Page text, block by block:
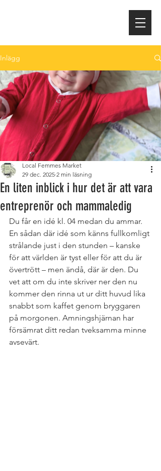
Inlägg
En liten inblick i hur det är att vara
entreprenör och mammaledig
Local Femmes Market
29 dec. 2025 2 min läsning
Du får en idé kl. 04 medan du ammar.
En sådan där idé som känns fullkomligt
strålande just i den stunden – kanske
för att världen är tyst eller för att du är
övertrött – men ändå, där är den. Du
vet att om du inte skriver ner den nu
kommer den rinna ut ur ditt huvud lika
snabbt som kaffet genom bryggaren
på morgonen. Amningshjärnan har
försämrat ditt redan tveksamma minne
avsevärt.